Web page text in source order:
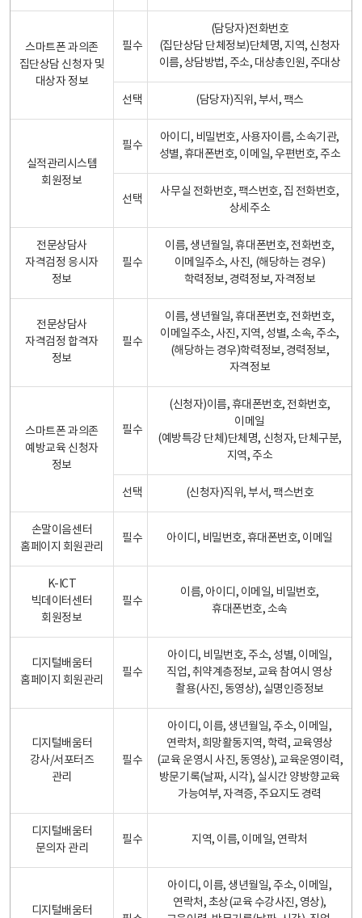
스마트폰 과의존
집단상담 신청자 및
대상자 정보
필수
(담당자)전화번호
(집단상담 단체정보)단체명, 지역, 신청자
이름, 상담방법, 주소, 대상총인원, 주대상
선택 (담당자)직위, 부서, 팩스
실적관리시스템
회원정보
필수
아이디, 비밀번호, 사용자이름, 소속기관,
성별, 휴대폰번호, 이메일, 우편번호, 주소
선택
사무실 전화번호, 팩스번호, 집 전화번호,
상세주소
전문상담사
자격검정 응시자
정보
필수
이름, 생년월일, 휴대폰번호, 전화번호,
이메일주소, 사진, (해당하는 경우)
학력정보, 경력정보, 자격정보
전문상담사
자격검정 합격자
정보
필수
이름, 생년월일, 휴대폰번호, 전화번호,
이메일주소, 사진, 지역, 성별, 소속, 주소,
(해당하는 경우)학력정보, 경력정보,
자격정보
스마트폰 과의존
예방교육 신청자
정보
필수
(신청자)이름, 휴대폰번호, 전화번호,
이메일
(예방특강 단체)단체명, 신청자, 단체구분,
지역, 주소
선택 (신청자)직위, 부서, 팩스번호
손말이음센터
홈페이지 회원관리
필수 아이디, 비밀번호, 휴대폰번호, 이메일
K-ICT
빅데이터센터
회원정보
필수
이름, 아이디, 이메일, 비밀번호,
휴대폰번호, 소속
디지털배움터
홈페이지 회원관리
필수
아이디, 비밀번호, 주소, 성별, 이메일,
직업, 취약계층정보, 교육 참여시 영상
촬용(사진, 동영상), 실명인증정보
디지털배움터
강사/서포터즈
관리
필수
아이디, 이름, 생년월일, 주소, 이메일,
연락처, 희망활동지역, 학력, 교육영상
(교육 운영시 사진, 동영상), 교육운영이력,
방문기록(날짜, 시각), 실시간 양방향교육
가능여부, 자격증, 주요지도 경력
디지털배움터
문의자 관리
필수 지역, 이름, 이메일, 연락처
디지털배움터
아이디, 이름, 생년월일, 주소, 이메일,
연락처, 초상(교육 수강사진, 영상),